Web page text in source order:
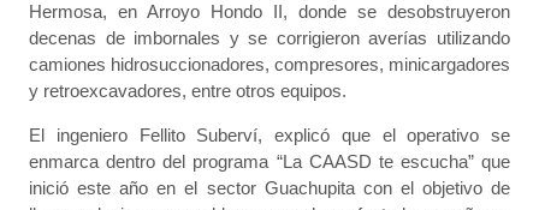
Hermosa, en Arroyo Hondo II, donde se desobstruyeron
decenas de imbornales y se corrigieron averías utilizando
camiones hidrosuccionadores, compresores, minicargadores
y retroexcavadores, entre otros equipos.
El ingeniero Fellito Suberví, explicó que el operativo se
enmarca dentro del programa “La CAASD te escucha” que
inició este año en el sector Guachupita con el objetivo de